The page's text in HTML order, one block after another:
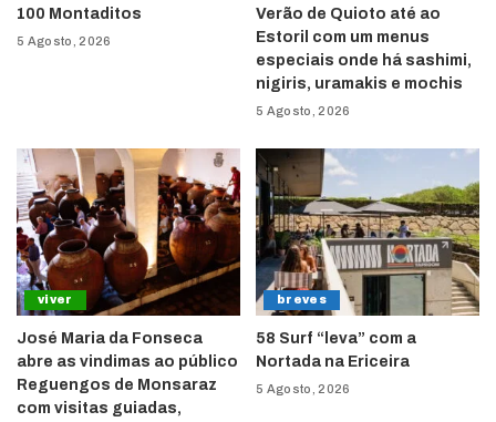
100 Montaditos
5 Agosto, 2026
Verão de Quioto até ao
Estoril com um menus
especiais onde há sashimi,
nigiris, uramakis e mochis
5 Agosto, 2026
viver
José Maria da Fonseca
abre as vindimas ao público
Reguengos de Monsaraz
com visitas guiadas,
breves
58 Surf “leva” com a
Nortada na Ericeira
5 Agosto, 2026